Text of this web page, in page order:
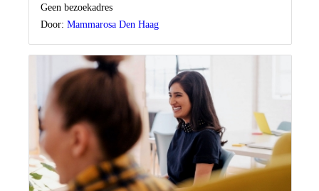
Locatie
Geen bezoekadres
Door: Mammarosa Den Haag